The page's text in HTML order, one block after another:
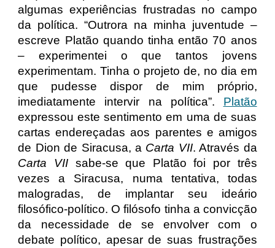
algumas experiências frustradas no campo
da política. “Outrora na minha juventude –
escreve Platão quando tinha então 70 anos
– experimentei o que tantos jovens
experimentam. Tinha o projeto de, no dia em
que pudesse dispor de mim próprio,
imediatamente intervir na política”.
Platão
expressou este sentimento em uma de suas
cartas endereçadas aos parentes e amigos
de Dion de Siracusa, a Carta VII. Através da
Carta VII sabe-se que Platão foi por três
vezes a Siracusa, numa tentativa, todas
malogradas, de implantar seu ideário
filosófico-político. O filósofo tinha a convicção
da necessidade de se envolver com o
debate político, apesar de suas frustrações